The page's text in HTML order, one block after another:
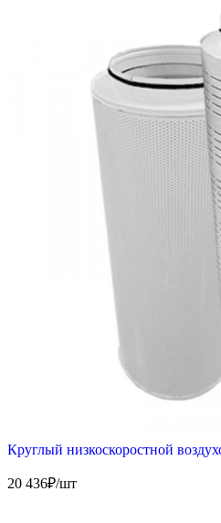
Круглый низкоскоростной
20 436₽/шт